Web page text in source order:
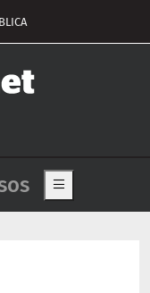
d'usuari
de
Show main